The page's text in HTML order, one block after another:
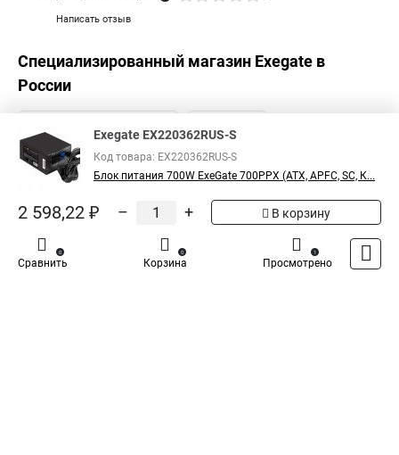
Написать отзыв
Специализированный магазин Exegate в
России
Exegate EX220362RUS-S
Код товара: EX220362RUS-S
Блок питания 700W ExeGate 700PPX (ATX, APFC, SC, К...
2 598,22 ₽ – + В корзину
Сравнить
0
Корзина
0
Просмотрено
1